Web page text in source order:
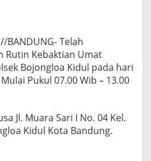
BANDUNG- Telah
Rutin Kebaktian Umat
Bojongloa Kidul pada hari
Pukul 07.00 Wib – 13.00
Jl. Muara Sari I No. 04 Kel.
Kidul Kota Bandung.